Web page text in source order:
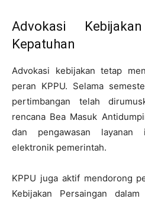
Advokasi
Kepatuhan
Advokasi kebijakan tetap
peran KPPU. Selama
pertimbangan telah
rencana Bea Masuk
dan pengawasan layanan
elektronik pemerintah.
KPPU juga aktif mendorong
Kebijakan Persaingan